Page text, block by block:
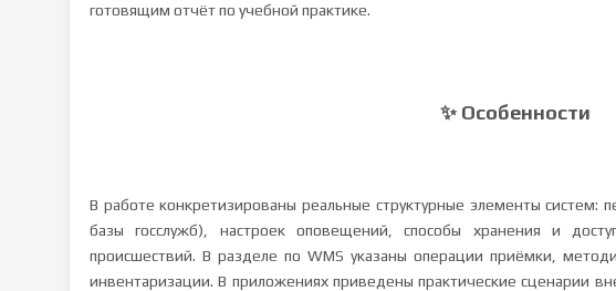
готовящим отчёт по учебной практике.
✨ Особенности
В работе конкретизированы реальные структурные элементы систем:
базы госслужб), настроек оповещений, способы хранения и
происшествий. В разделе по WMS указаны операции приёмки,
инвентаризации. В приложениях приведены практические сценарии